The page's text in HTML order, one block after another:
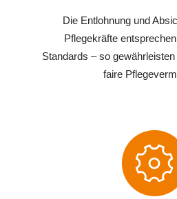
Die Entlohnung und
Pflegekräfte
Standards – so
faire